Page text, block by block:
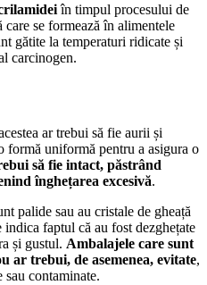
în timpul procesului de
se formează în alimentele
gătite la temperaturi ridicate și
carcinogen.
ar trebui să fie aurii și
formă uniformă pentru a asigura o
să fie intact, păstrând
înghețarea excesivă.
palide sau au cristale de gheață
indica faptul că au fost dezghețate
și gustul. Ambalajele care sunt
ar trebui, de asemenea, evitate,
contaminate.